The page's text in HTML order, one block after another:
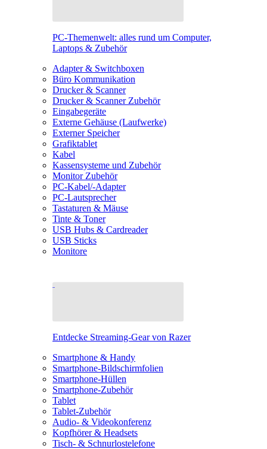
PC-Themenwelt: alles rund um Computer,
Laptops & Zubehör
Adapter & Switchboxen
Büro Kommunikation
Drucker & Scanner
Drucker & Scanner Zubehör
Eingabegeräte
Externe Gehäuse (Laufwerke)
Externer Speicher
Grafiktablet
Kabel
Kassensysteme und Zubehör
Monitor Zubehör
PC-Kabel/-Adapter
PC-Lautsprecher
Tastaturen & Mäuse
Tinte & Toner
USB Hubs & Cardreader
USB Sticks
Monitore
Entdecke Streaming-Gear von Razer
Smartphone & Handy
Smartphone-Bildschirmfolien
Smartphone-Hüllen
Smartphone-Zubehör
Tablet
Tablet-Zubehör
Audio- & Videokonferenz
Kopfhörer & Headsets
Tisch- & Schnurlostelefone